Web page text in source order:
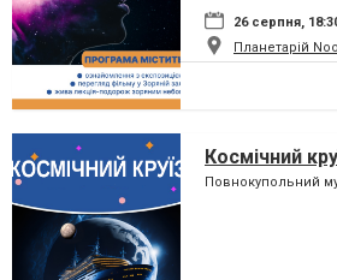
26 серпня,
Планетарій
Космічний
Повнокупольний